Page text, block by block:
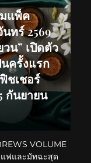
แพ็ค
ทร์ 2569
น” เปิดตัว
ครั้งแรก
ชเชอร์
กันยายน
VOLUME
แฟและมัทฉะสุด